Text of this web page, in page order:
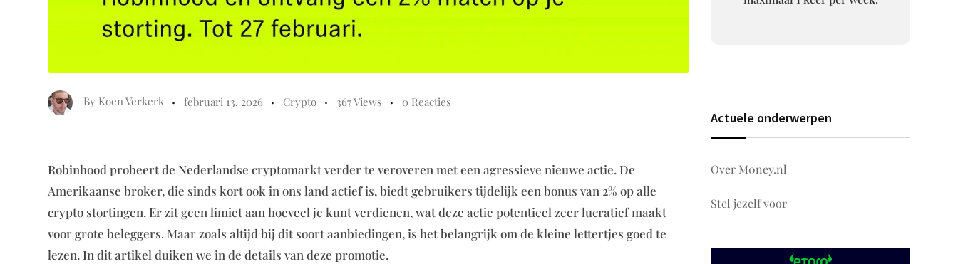
By Koen Verkerk februari 13, 2026 Crypto 367 Views 0 Reacties
Robinhood probeert de Nederlandse cryptomarkt verder te veroveren met een agressieve nieuwe actie. De
Amerikaanse broker, die sinds kort ook in ons land actief is, biedt gebruikers tijdelijk een bonus van 2% op alle
crypto stortingen. Er zit geen limiet aan hoeveel je kunt verdienen, wat deze actie potentieel zeer lucratief maakt
voor grote beleggers. Maar zoals altijd bij dit soort aanbiedingen, is het belangrijk om de kleine lettertjes goed te
lezen. In dit artikel duiken we in de details van deze promotie.
Actuele onderwerpen
Over M0ney.nl
Stel jezelf voor